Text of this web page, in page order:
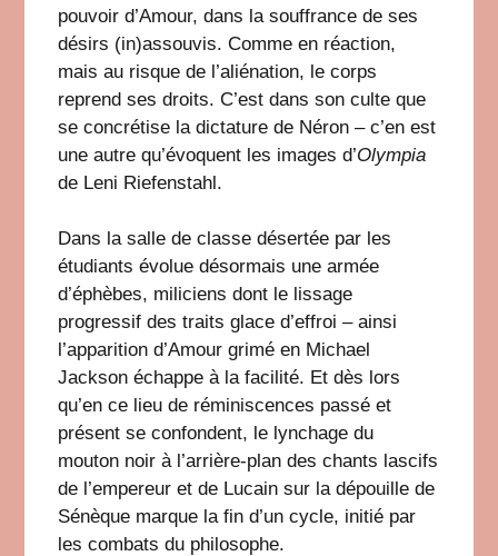
pouvoir d’Amour, dans la souffrance de ses
désirs (in)assouvis. Comme en réaction,
mais au risque de l’aliénation, le corps
reprend ses droits. C’est dans son culte que
se concrétise la dictature de Néron – c’en est
une autre qu’évoquent les images d’Olympia
de Leni Riefenstahl.
Dans la salle de classe désertée par les
étudiants évolue désormais une armée
d’éphèbes, miliciens dont le lissage
progressif des traits glace d’effroi – ainsi
l’apparition d’Amour grimé en Michael
Jackson échappe à la facilité. Et dès lors
qu’en ce lieu de réminiscences passé et
présent se confondent, le lynchage du
mouton noir à l’arrière-plan des chants lascifs
de l’empereur et de Lucain sur la dépouille de
Sénèque marque la fin d’un cycle, initié par
les combats du philosophe.